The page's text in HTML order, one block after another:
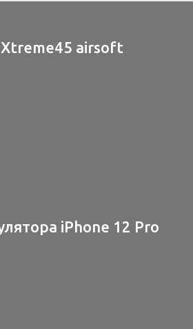
Xtreme45 airsoft
iPhone 12 Pro